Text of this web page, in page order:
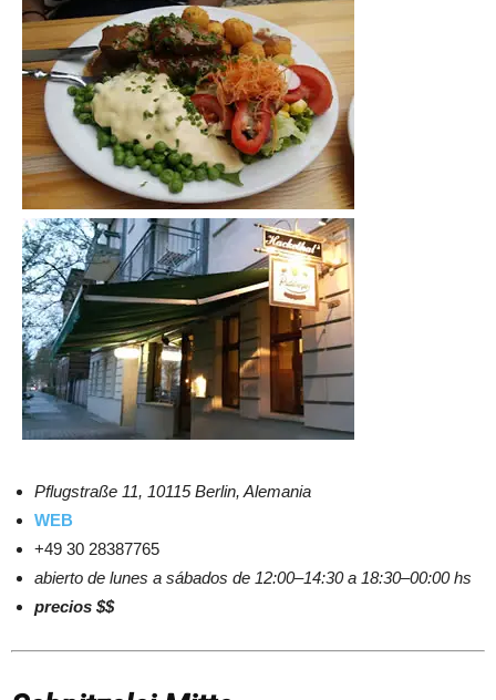
Pflugstraße 11, 10115 Berlin, Alemania
WEB
+49 30 28387765
abierto de lunes a sábados de 12:00–14:30 a 18:30–00:00 hs
precios $$